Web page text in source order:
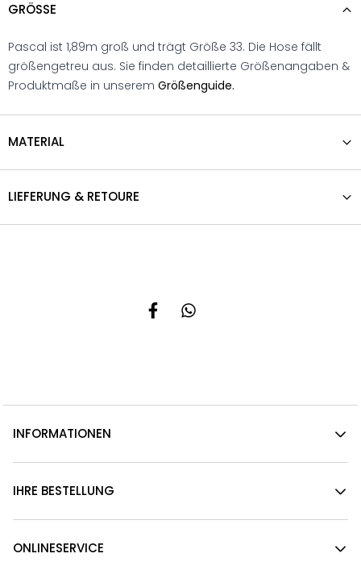
GRÖSSE
Pascal ist 1,89m groß und trägt Größe 33. Die Hose fällt
größengetreu aus. Sie finden detaillierte Größenangaben &
Produktmaße in unserem Größenguide.
MATERIAL
LIEFERUNG & RETOURE
INFORMATIONEN
IHRE BESTELLUNG
ONLINESERVICE